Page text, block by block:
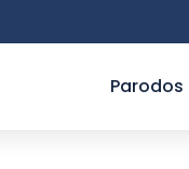
Parodos